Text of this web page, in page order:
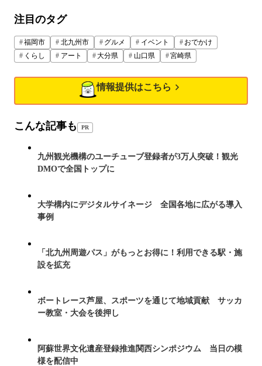
注目のタグ
福岡市 北九州市 グルメ イベント
おでかけ
くらし
アート 大分県 山口県 宮崎県
情報提供はこちら
こんな記事も PR
九州観光機構のユーチューブ登録者が3万人突破！観光
DMOで全国トップに
大学構内にデジタルサイネージ 全国各地に広がる導入
事例
「北九州周遊パス」がもっとお得に！利用できる駅・施
設を拡充
ボートレース芦屋、スポーツを通じて地域貢献 サッカ
ー教室・大会を後押し
阿蘇世界文化遺産登録推進関西シンポジウム 当日の模
様を配信中